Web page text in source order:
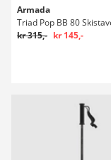
Armada
Triad Pop BB 80
kr 315,- kr 145,-